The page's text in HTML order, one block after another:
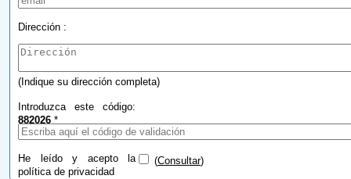
Dirección :
(Indique su dirección completa)
Introduzca este código:
882026 *
He leído y acepto la
política de privacidad
(Consultar)